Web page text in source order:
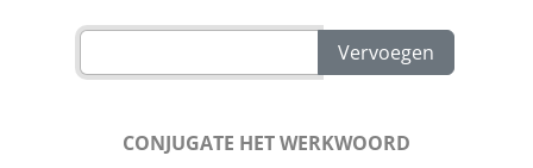
CONJUGATE HET WERKWOORD